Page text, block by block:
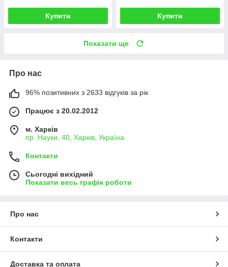
Купити Купити
Показати ще
Про нас
96% позитивних з 2633 відгуків за рік
Працює з 20.02.2012
м. Харків
пр. Науки, 40, Харків, Україна
Контакти
Сьогодні вихідний
Показати весь графік роботи
Про нас
Контакти
Доставка та оплата